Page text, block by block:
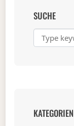
SUCHE
KATEGORIEN